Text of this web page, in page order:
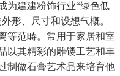
为建建粉饰行业“绿色低
形、尺寸和设想气概。
等范畴。常用于家居和室
以其精彩的雕镂工艺和丰
制做石膏艺术品来培育他